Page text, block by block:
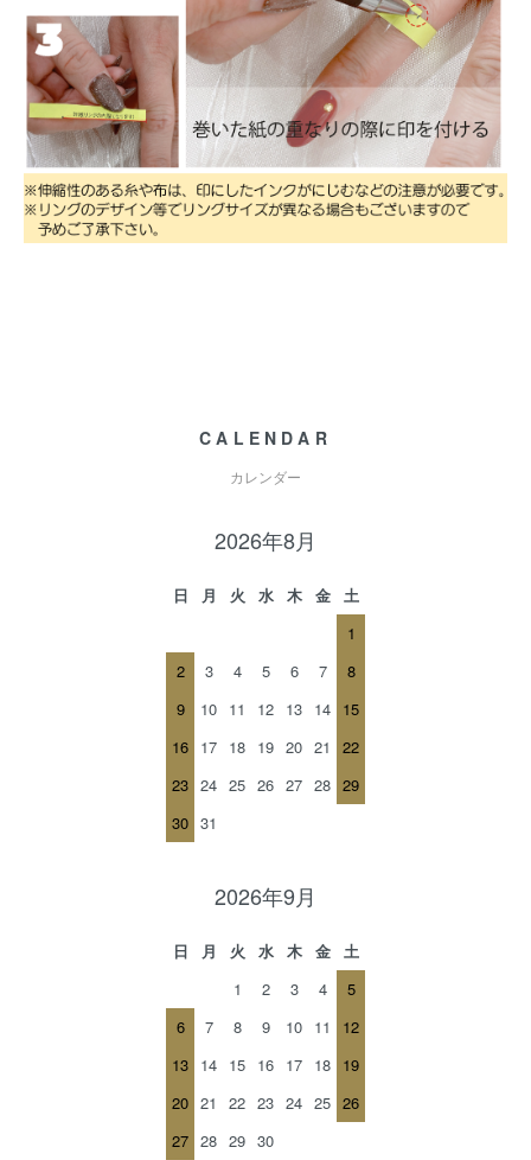
CALENDAR
カレンダー
2026年8月
日 月 火 水 木 金
土
1
2
3 4 5 6 7
8
9
10 11 12 13 14 15
16 17 18 19 20 21
22
23 24 25 26 27 28 29
30 31
2026年9月
日 月 火 水 木 金
土
1
2 3 4
5
6
7 8 9 10 11
12
13 14 15 16 17 18 19
20 21 22 23 24 25 26
27 28 29 30